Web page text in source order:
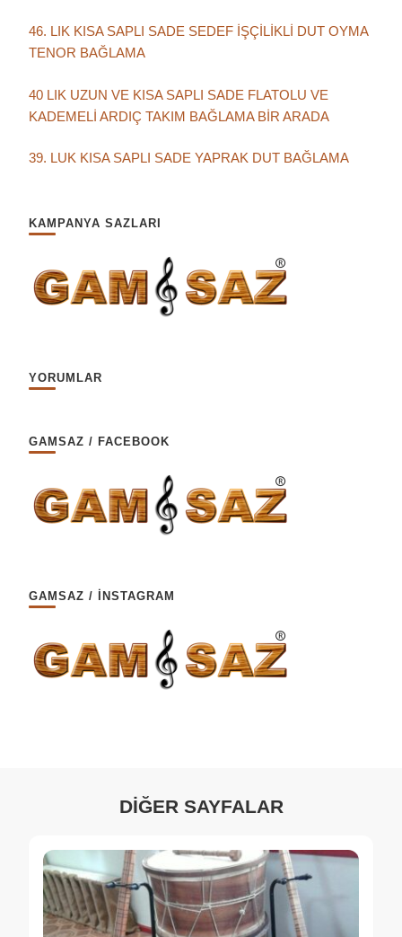
46. LIK KISA SAPLI SADE SEDEF İŞÇİLİKLİ DUT OYMA
TENOR BAĞLAMA
40 LIK UZUN VE KISA SAPLI SADE FLATOLU VE
KADEMELİ ARDIÇ TAKIM BAĞLAMA BİR ARADA
39. LUK KISA SAPLI SADE YAPRAK DUT BAĞLAMA
KAMPANYA SAZLARI
YORUMLAR
GAMSAZ / FACEBOOK
GAMSAZ / İNSTAGRAM
DİĞER SAYFALAR